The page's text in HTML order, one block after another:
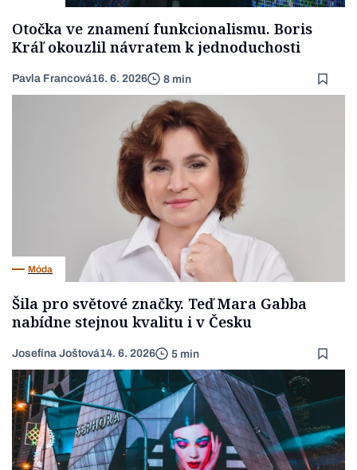
Otočka ve znamení funkcionalismu. Boris
Kráľ okouzlil návratem k jednoduchosti
Pavla Francová16. 6. 2026 8 min
Móda
Šila pro světové značky. Teď Mara Gabba
nabídne stejnou kvalitu i v Česku
Josefína Joštová14. 6. 2026 5 min